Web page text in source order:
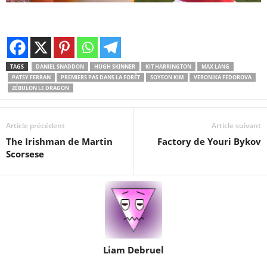
TAGS DANIEL SNADDON HUGH SKINNER KIT HARRINGTON
MAX LANG
PATSY FERRAN
PREMIERS PAS DANS LA FORÊT SOYEON KIM
VERONIKA FEDOROVA
ZÉBULON LE DRAGON
Article précédent
The Irishman de Martin
Scorsese
Article suivant
Factory de Youri Bykov
Liam Debruel